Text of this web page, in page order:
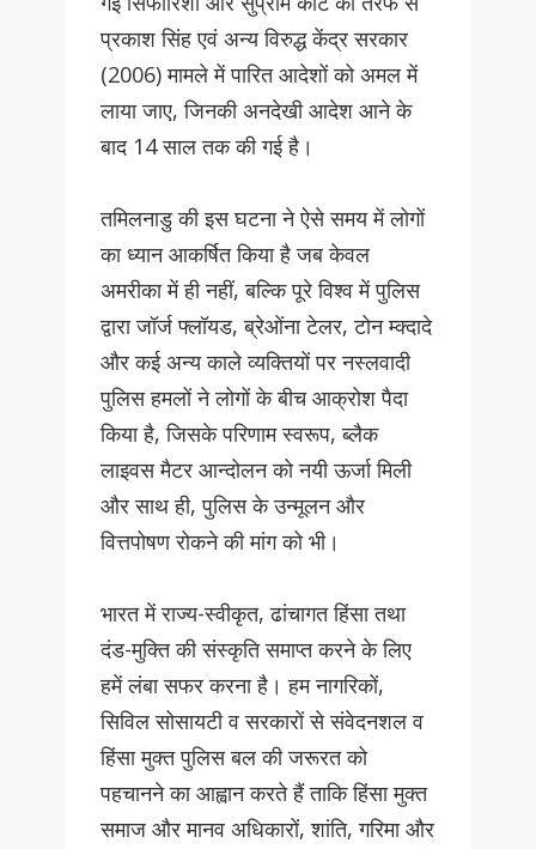
प्रकाश सिंह एवं अन्य विरुद्ध केंद्र सरकार
(2006) मामले में पारित आदेशों को अमल में
लाया जाए, जिनकी अनदेखी आदेश आने के
बाद 14 साल तक की गई है।
तमिलनाडु की इस घटना ने ऐसे समय में लोगों
का ध्यान आकर्षित किया है जब केवल
अमरीका में ही नहीं, बल्कि पूरे विश्व में पुलिस
द्वारा जॉर्ज फ्लॉयड, ब्रेओंना टेलर, टोन म्क्दादे
और कई अन्य काले व्यक्तियों पर नस्लवादी
पुलिस हमलों ने लोगों के बीच आक्रोश पैदा
किया है, जिसके परिणाम स्वरूप, ब्लैक
लाइवस मैटर आन्दोलन को नयी ऊर्जा मिली
और साथ ही, पुलिस के उन्मूलन और
वित्तपोषण रोकने की मांग को भी।
भारत में राज्य-स्वीकृत, ढांचागत हिंसा तथा
दंड-मुक्ति की संस्कृति समाप्त करने के लिए
हमें लंबा सफर करना है। हम नागरिकों,
सिविल सोसायटी व सरकारों से संवेदनशल व
हिंसा मुक्त पुलिस बल की जरूरत को
पहचानने का आह्वान करते हैं ताकि हिंसा मुक्त
समाज और मानव अधिकारों, शांति, गरिमा और